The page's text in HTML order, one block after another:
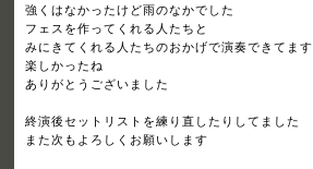
強くはなかったけど雨のなかでした
フェスを作ってくれる人たちと
みにきてくれる人たちのおかげで演奏できてます
楽しかったね
ありがとうございました
終演後セットリストを練り直したりしてました
また次もよろしくお願いします